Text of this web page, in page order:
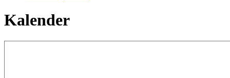
Kalender